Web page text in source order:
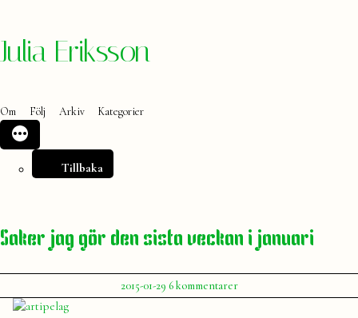
Hoppa
Julia Eriksson
Om Följ Arkiv Kategorier
Tillbaka
Saker jag gör den sista veckan i januari
Publicerat
av
Julia
2015-01-29 6 kommentarertill
Saker